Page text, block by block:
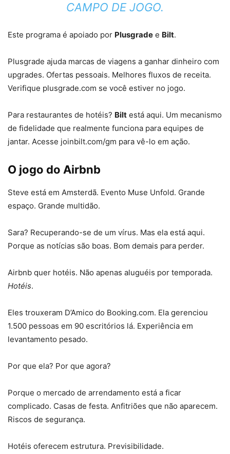
CAMPO DE JOGO.
Este programa é apoiado por Plusgrade e Bilt.
Plusgrade ajuda marcas de viagens a ganhar dinheiro com
upgrades. Ofertas pessoais. Melhores fluxos de receita.
Verifique plusgrade.com se você estiver no jogo.
Para restaurantes de hotéis? Bilt está aqui. Um mecanismo
de fidelidade que realmente funciona para equipes de
jantar. Acesse joinbilt.com/gm para vê-lo em ação.
O jogo do Airbnb
Steve está em Amsterdã. Evento Muse Unfold. Grande
espaço. Grande multidão.
Sara? Recuperando-se de um vírus. Mas ela está aqui.
Porque as notícias são boas. Bom demais para perder.
Airbnb quer hotéis. Não apenas aluguéis por temporada.
Hotéis.
Eles trouxeram D’Amico do Booking.com. Ela gerenciou
1.500 pessoas em 90 escritórios lá. Experiência em
levantamento pesado.
Por que ela? Por que agora?
Porque o mercado de arrendamento está a ficar
complicado. Casas de festa. Anfitriões que não aparecem.
Riscos de segurança.
Hotéis oferecem estrutura. Previsibilidade.